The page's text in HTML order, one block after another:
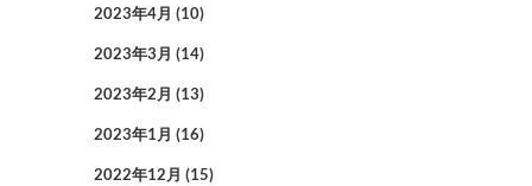
2023年4月 (10)
2023年3月 (14)
2023年2月 (13)
2023年1月 (16)
2022年12月 (15)